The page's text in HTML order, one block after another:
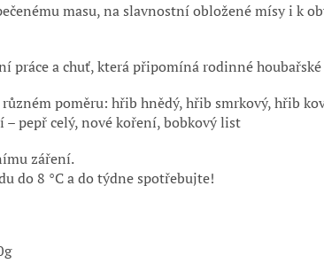
masu, na slavnostní obložené mísy i k
práce a chuť, která připomíná rodinné
poměru: hřib hnědý, hřib smrkový, hřib
– pepř celý, nové koření, bobkový list
záření.
do 8 °C a do týdne spotřebujte!